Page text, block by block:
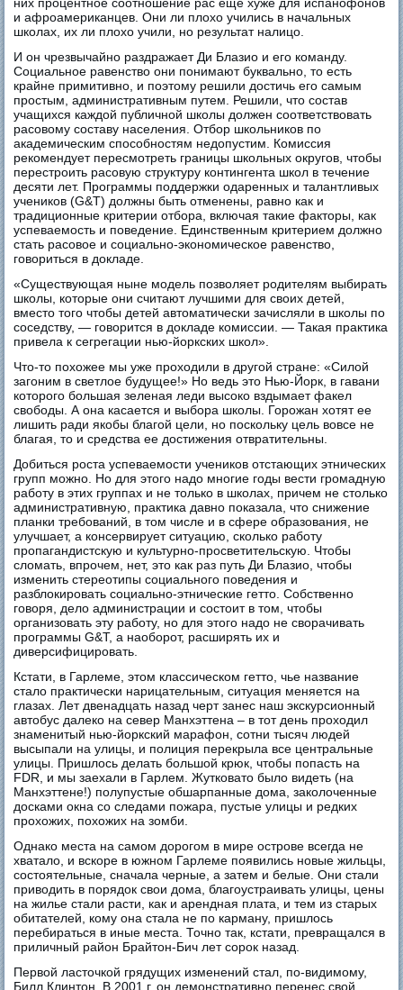
и афроамериканцев. Они ли плохо учились в начальных
школах, их ли плохо учили, но результат налицо.
И он чрезвычайно раздражает Ди Блазио и его команду.
Социальное равенство они понимают буквально, то есть
крайне примитивно, и поэтому решили достичь его самым
простым, административным путем. Решили, что состав
учащихся каждой публичной школы должен соответствовать
расовому составу населения. Отбор школьников по
академическим способностям недопустим. Комиссия
рекомендует пересмотреть границы школьных округов, чтобы
перестроить расовую структуру контингента школ в течение
десяти лет. Программы поддержки одаренных и талантливых
учеников (G&T) должны быть отменены, равно как и
традиционные критерии отбора, включая такие факторы, как
успеваемость и поведение. Единственным критерием должно
стать расовое и социально-экономическое равенство,
говориться в докладе.
«Существующая ныне модель позволяет родителям выбирать
школы, которые они считают лучшими для своих детей,
вместо того чтобы детей автоматически зачисляли в школы по
соседству, — говорится в докладе комиссии. — Такая практика
привела к сегрегации нью-йоркских школ».
Что-то похожее мы уже проходили в другой стране: «Силой
загоним в светлое будущее!» Но ведь это Нью-Йорк, в гавани
которого большая зеленая леди высоко вздымает факел
свободы. А она касается и выбора школы. Горожан хотят ее
лишить ради якобы благой цели, но поскольку цель вовсе не
благая, то и средства ее достижения отвратительны.
Добиться роста успеваемости учеников отстающих этнических
групп можно. Но для этого надо многие годы вести громадную
работу в этих группах и не только в школах, причем не столько
административную, практика давно показала, что снижение
планки требований, в том числе и в сфере образования, не
улучшает, а консервирует ситуацию, сколько работу
пропагандистскую и культурно-просветительскую. Чтобы
сломать, впрочем, нет, это как раз путь Ди Блазио, чтобы
изменить стереотипы социального поведения и
разблокировать социально-этнические гетто. Собственно
говоря, дело администрации и состоит в том, чтобы
организовать эту работу, но для этого надо не сворачивать
программы G&T, а наоборот, расширять их и
диверсифицировать.
Кстати, в Гарлеме, этом классическом гетто, чье название
стало практически нарицательным, ситуация меняется на
глазах. Лет двенадцать назад черт занес наш экскурсионный
автобус далеко на север Манхэттена – в тот день проходил
знаменитый нью-йоркский марафон, сотни тысяч людей
высыпали на улицы, и полиция перекрыла все центральные
улицы. Пришлось делать большой крюк, чтобы попасть на
FDR, и мы заехали в Гарлем. Жутковато было видеть (на
Манхэттене!) полупустые обшарпанные дома, заколоченные
досками окна со следами пожара, пустые улицы и редких
прохожих, похожих на зомби.
Однако места на самом дорогом в мире острове всегда не
хватало, и вскоре в южном Гарлеме появились новые жильцы,
состоятельные, сначала черные, а затем и белые. Они стали
приводить в порядок свои дома, благоустраивать улицы, цены
на жилье стали расти, как и арендная плата, и тем из старых
обитателей, кому она стала не по карману, пришлось
перебираться в иные места. Точно так, кстати, превращался в
приличный район Брайтон-Бич лет сорок назад.
Первой ласточкой грядущих изменений стал, по-видимому,
Билл Клинтон. В 2001 г. он демонстративно перенес свой